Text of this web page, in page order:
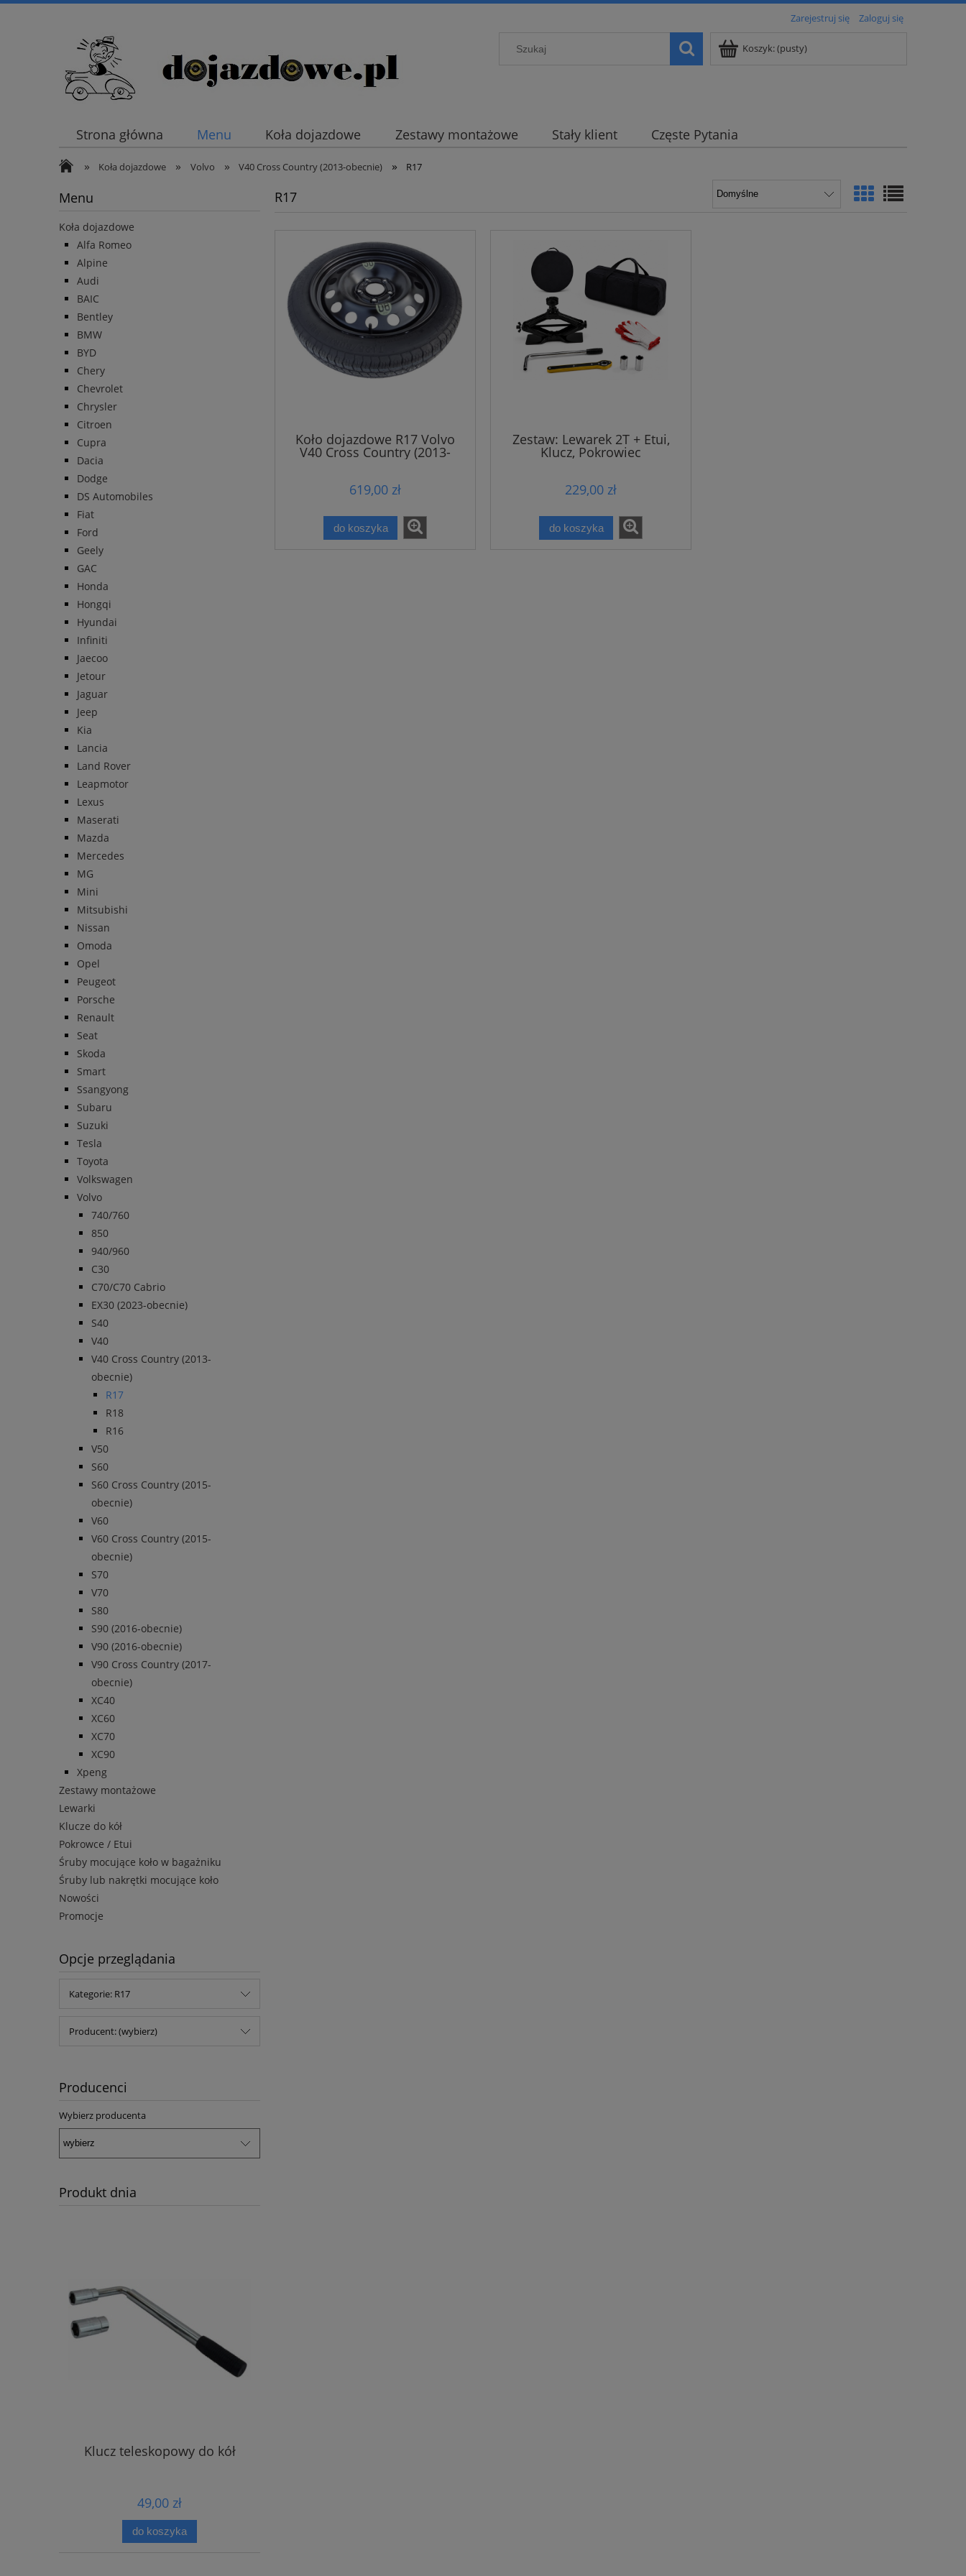
Zarejestruj się Zaloguj się
Koszyk:(pusty)
Strona główna Menu Koła dojazdowe Zestawy montażowe Stały klient Częste Pytania
» Koła dojazdowe » Volvo » V40 Cross Country (2013-obecnie) » R17
Menu
Koła dojazdowe
Alfa Romeo
Alpine
Audi
BAIC
Bentley
BMW
BYD
Chery
Chevrolet
Chrysler
Citroen
Cupra
Dacia
Dodge
DS Automobiles
Fiat
Ford
Geely
GAC
Honda
Hongqi
Hyundai
Infiniti
Jaecoo
Jetour
Jaguar
Jeep
Kia
Lancia
Land Rover
Leapmotor
Lexus
Maserati
Mazda
Mercedes
MG
Mini
Mitsubishi
Nissan
Omoda
Opel
Peugeot
Porsche
Renault
Seat
Skoda
Smart
Ssangyong
Subaru
Suzuki
Tesla
Toyota
Volkswagen
Volvo
740/760
850
940/960
C30
C70/C70 Cabrio
EX30 (2023-obecnie)
S40
V40
V40 Cross Country (2013-
obecnie)
R17
R18
R16
V50
S60
S60 Cross Country (2015-
obecnie)
V60
V60 Cross Country (2015-
obecnie)
S70
V70
S80
S90 (2016-obecnie)
V90 (2016-obecnie)
V90 Cross Country (2017-
obecnie)
XC40
XC60
XC70
XC90
Xpeng
Zestawy montażowe
Lewarki
Klucze do kół
Pokrowce / Etui
Śruby mocujące koło w bagażniku
Śruby lub nakrętki mocujące koło
Nowości
Promocje
Opcje przeglądania
Kategorie: R17
Producent: (wybierz)
Producenci
Wybierz producenta
Produkt dnia
Klucz teleskopowy do kół
49,00 zł
do koszyka
R17
Koło dojazdowe R17 Volvo
V40 Cross Country (2013-
619,00 zł
do koszyka
Zestaw: Lewarek 2T + Etui,
Klucz, Pokrowiec
229,00 zł
do koszyka